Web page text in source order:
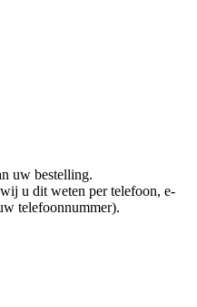
uw bestelling.
u dit weten per telefoon, e-
telefoonnummer).